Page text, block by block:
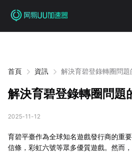
首頁 資訊 解決育碧登錄轉圈問題
解決育碧登錄轉圈問題
2025-11-12
育碧平臺作為全球知名遊戲發行商的重
信條，彩虹六號等眾多優質遊戲。然而